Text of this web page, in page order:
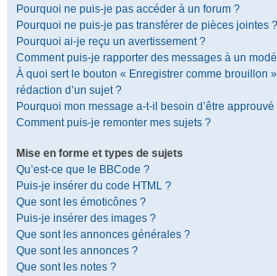
Pourquoi ne puis-je pas accéder à un forum ?
Pourquoi ne puis-je pas transférer de pièces jointes ?
Pourquoi ai-je reçu un avertissement ?
Comment puis-je rapporter des messages à un
À quoi sert le bouton « Enregistrer comme brouillon
rédaction d’un sujet ?
Pourquoi mon message a-t-il besoin d’être approuvé
Comment puis-je remonter mes sujets ?
Mise en forme et types de sujets
Qu’est-ce que le BBCode ?
Puis-je insérer du code HTML ?
Que sont les émoticônes ?
Puis-je insérer des images ?
Que sont les annonces générales ?
Que sont les annonces ?
Que sont les notes ?